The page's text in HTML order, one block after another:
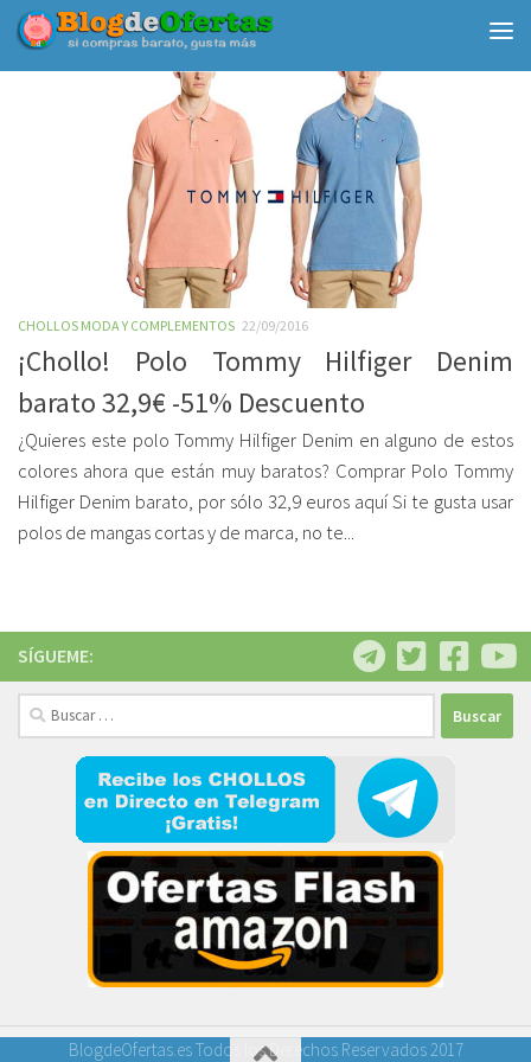
Debajo del contenido
CHOLLOS MODA Y COMPLEMENTOS 22/09/2016
¡Chollo! Polo Tommy Hilfiger Denim
barato 32,9€ -51% Descuento
¿Quieres este polo Tommy Hilfiger Denim en alguno de estos
colores ahora que están muy baratos? Comprar Polo Tommy
Hilfiger Denim barato, por sólo 32,9 euros aquí Si te gusta usar
polos de mangas cortas y de marca, no te...
SÍGUEME:
Buscar:
BlogdeOfertas.es Todos los Derechos Reservados 2017